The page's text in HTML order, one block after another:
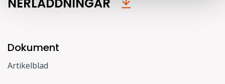
Dokument
Artikelblad